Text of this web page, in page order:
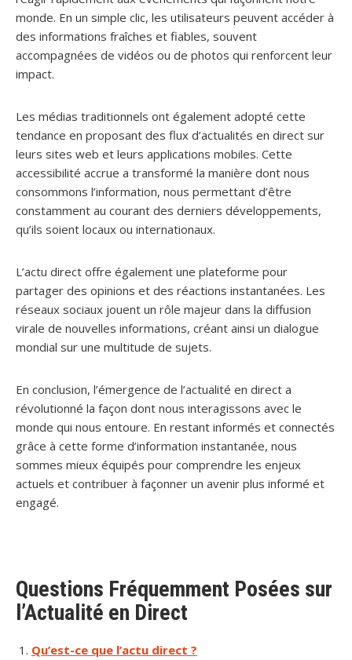
monde. En un simple clic, les utilisateurs peuvent accéder à
des informations fraîches et fiables, souvent
accompagnées de vidéos ou de photos qui renforcent leur
impact.
Les médias traditionnels ont également adopté cette
tendance en proposant des flux d’actualités en direct sur
leurs sites web et leurs applications mobiles. Cette
accessibilité accrue a transformé la manière dont nous
consommons l’information, nous permettant d’être
constamment au courant des derniers développements,
qu’ils soient locaux ou internationaux.
L’actu direct offre également une plateforme pour
partager des opinions et des réactions instantanées. Les
réseaux sociaux jouent un rôle majeur dans la diffusion
virale de nouvelles informations, créant ainsi un dialogue
mondial sur une multitude de sujets.
En conclusion, l’émergence de l’actualité en direct a
révolutionné la façon dont nous interagissons avec le
monde qui nous entoure. En restant informés et connectés
grâce à cette forme d’information instantanée, nous
sommes mieux équipés pour comprendre les enjeux
actuels et contribuer à façonner un avenir plus informé et
engagé.
Questions Fréquemment Posées sur
l’Actualité en Direct
Qu’est-ce que l’actu direct ?